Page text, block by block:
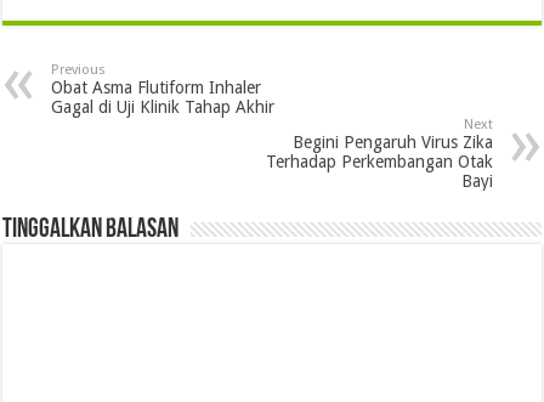
Previous
Obat Asma Flutiform Inhaler
Gagal di Uji Klinik Tahap Akhir
Next
Begini Pengaruh Virus Zika
Terhadap Perkembangan Otak
Bayi
Tinggalkan Balasan